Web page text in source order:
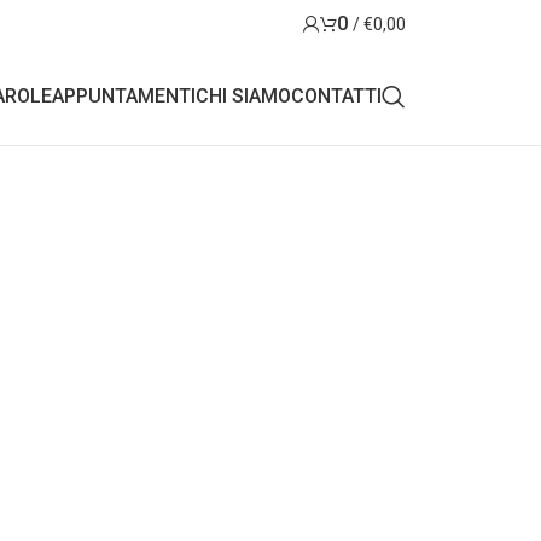
0 /€0,00
APPUNTAMENTICHI SIAMOCONTATTI